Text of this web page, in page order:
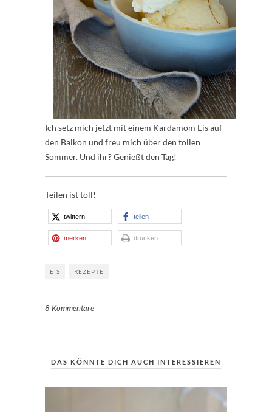
Ich setz mich jetzt mit einem Kardamom Eis auf
den Balkon und freu mich über den tollen
Sommer. Und ihr? Genießt den Tag!
Teilen ist toll!
twittern teilen
merken drucken
EIS REZEPTE
8 Kommentare
DAS KÖNNTE DICH AUCH INTERESSIEREN